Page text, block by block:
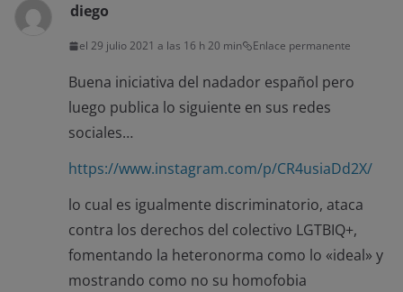
diego
el 29 julio 2021 a las 16 h 20 min Enlace permanente
Buena iniciativa del nadador español pero
luego publica lo siguiente en sus redes
sociales…
https://www.instagram.com/p/CR4usiaDd2X/
lo cual es igualmente discriminatorio, ataca
contra los derechos del colectivo LGTBIQ+,
fomentando la heteronorma como lo «ideal» y
mostrando como no su homofobia
Opciones de cookies